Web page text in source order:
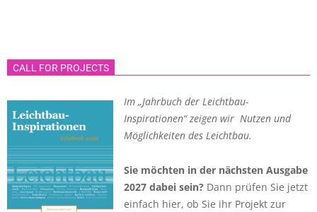
CALL FOR PROJECTS
Im „Jahrbuch der Leichtbau-
Inspirationen“ zeigen wir Nutzen und
Möglichkeiten des Leichtbau.
Sie möchten in der nächsten Ausgabe
2027 dabei sein? Dann prüfen Sie jetzt
einfach hier, ob Sie ihr Projekt zur